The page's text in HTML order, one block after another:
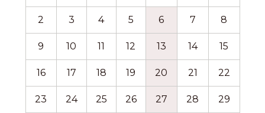
2 3 4 5 6 7 8
9 10 11 12 13 14 15
16 17 18 19 20 21 22
23 24 25 26 27 28 29